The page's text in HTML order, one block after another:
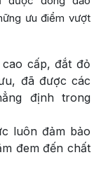
ưu điểm vượt
cấp, đắt đỏ
đã được các
định trong
luôn đảm bảo
đem đến chất